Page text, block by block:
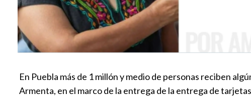
En Puebla más de 1 millón y medio de personas reciben
Armenta, en el marco de la entrega de la entrega de